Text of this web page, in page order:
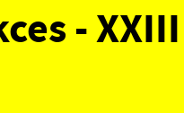
- XXIII